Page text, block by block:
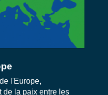
l'Europe,
de la paix entre les